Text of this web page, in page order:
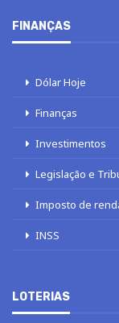
FINANÇAS
Dólar Hoje
Finanças
Investimentos
Legislação e
Imposto de
INSS
LOTERIAS